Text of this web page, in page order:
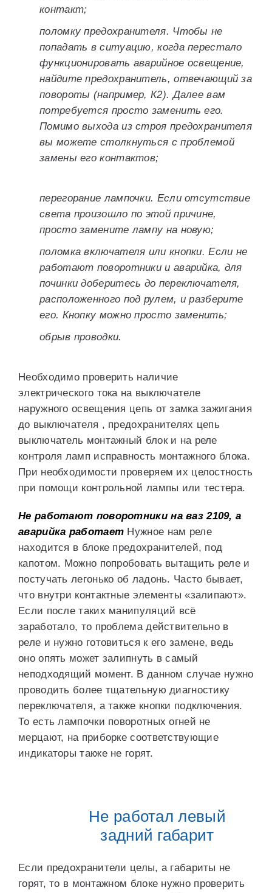
контакт;
поломку предохранителя. Чтобы не
попадать в ситуацию, когда перестало
функционировать аварийное освещение,
найдите предохранитель, отвечающий за
повороты (например, К2). Далее вам
потребуется просто заменить его.
Помимо выхода из строя предохранителя
вы можете столкнуться с проблемой
замены его контактов;
перегорание лампочки. Если отсутствие
света произошло по этой причине,
просто замените лампу на новую;
поломка включателя или кнопки. Если не
работают поворотники и аварийка, для
починки доберитесь до переключателя,
расположенного под рулем, и разберите
его. Кнопку можно просто заменить;
обрыв проводки.
Необходимо проверить наличие
электрического тока на выключателе
наружного освещения цепь от замка зажигания
до выключателя , предохранителях цепь
выключатель монтажный блок и на реле
контроля ламп исправность монтажного блока.
При необходимости проверяем их целостность
при помощи контрольной лампы или тестера.
Не работают поворотники на ваз 2109, а
аварийка работает Нужное нам реле
находится в блоке предохранителей, под
капотом. Можно попробовать вытащить реле и
постучать легонько об ладонь. Часто бывает,
что внутри контактные элементы «залипают».
Если после таких манипуляций всё
заработало, то проблема действительно в
реле и нужно готовиться к его замене, ведь
оно опять может залипнуть в самый
неподходящий момент. В данном случае нужно
проводить более тщательную диагностику
переключателя, а также кнопки подключения.
То есть лампочки поворотных огней не
мерцают, на приборке соответствующие
индикаторы также не горят.
Не работал левый
задний габарит
Если предохранители целы, а габариты не
горят, то в монтажном блоке нужно проверить